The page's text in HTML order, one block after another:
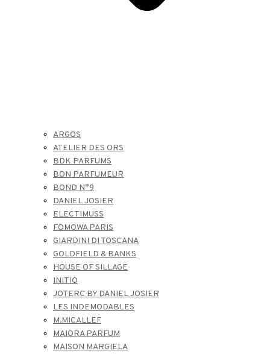
ARGOS
ATELIER DES ORS
BDK PARFUMS
BON PARFUMEUR
BOND N°9
DANIEL JOSIER
ELECTIMUSS
FOMOWA PARIS
GIARDINI DI TOSCANA
GOLDFIELD & BANKS
HOUSE OF SILLAGE
INITIO
JOTERC BY DANIEL JOSIER
LES INDEMODABLES
M.MICALLEF
MAIORA PARFUM
MAISON MARGIELA